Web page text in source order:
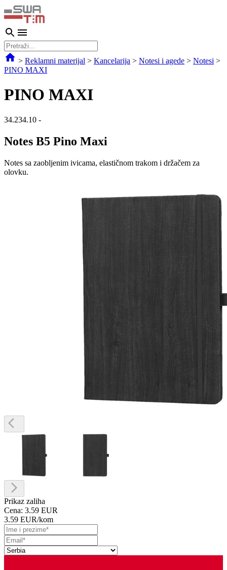
> Reklamni materijal > Kancelarija > Notesi i agede > Notesi >
PINO MAXI
PINO MAXI
34.234.10 -
Notes B5 Pino Maxi
Notes sa zaobljenim ivicama, elastičnom trakom i držačem za
olovku.
Prikaz zaliha
Cena: 3.59 EUR
3.59 EUR/kom